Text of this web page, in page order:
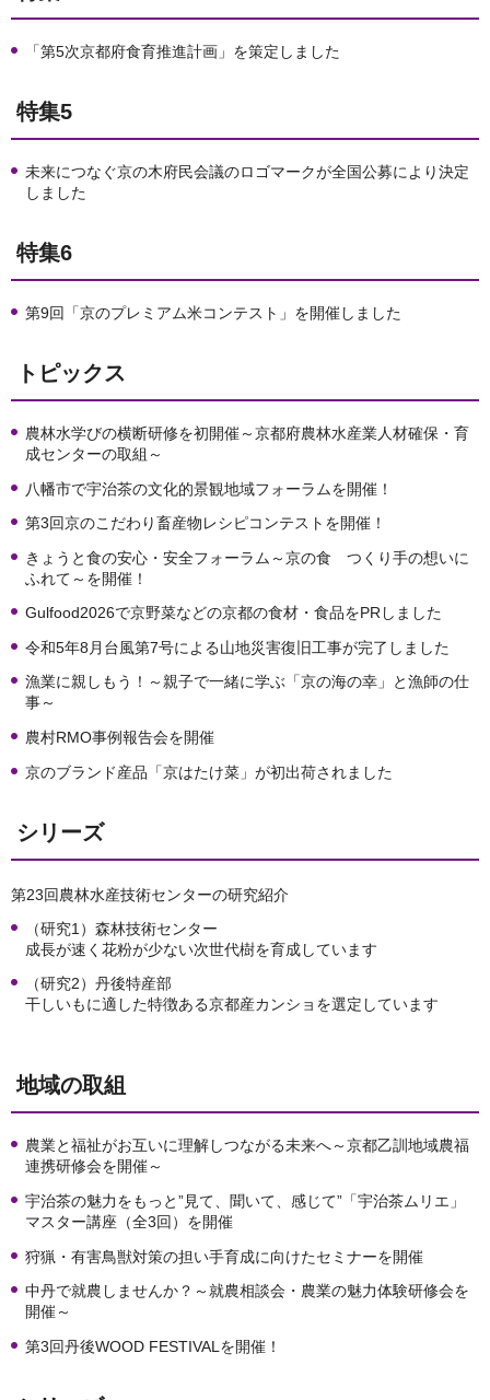
「第5次京都府食育推進計画」を策定しました
特集5
未来につなぐ京の木府民会議のロゴマークが全国公募により決定
しました
特集6
第9回「京のプレミアム米コンテスト」を開催しました
トピックス
農林水学びの横断研修を初開催～京都府農林水産業人材確保・育
成センターの取組～
八幡市で宇治茶の文化的景観地域フォーラムを開催！
第3回京のこだわり畜産物レシピコンテストを開催！
きょうと食の安心・安全フォーラム～京の食 つくり手の想いに
ふれて～を開催！
Gulfood2026で京野菜などの京都の食材・食品をPRしました
令和5年8月台風第7号による山地災害復旧工事が完了しました
漁業に親しもう！～親子で一緒に学ぶ「京の海の幸」と漁師の仕
事～
農村RMO事例報告会を開催
京のブランド産品「京はたけ菜」が初出荷されました
シリーズ
第23回農林水産技術センターの研究紹介
（研究1）森林技術センター
成長が速く花粉が少ない次世代樹を育成しています
（研究2）丹後特産部
干しいもに適した特徴ある京都産カンショを選定しています
地域の取組
農業と福祉がお互いに理解しつながる未来へ～京都乙訓地域農福
連携研修会を開催～
宇治茶の魅力をもっと”見て、聞いて、感じて”「宇治茶ムリエ」
マスター講座（全3回）を開催
狩猟・有害鳥獣対策の担い手育成に向けたセミナーを開催
中丹で就農しませんか？～就農相談会・農業の魅力体験研修会を
開催～
第3回丹後WOOD FESTIVALを開催！